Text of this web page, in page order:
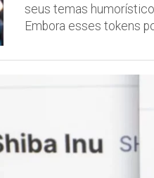
seus temas
Embora esses tokens